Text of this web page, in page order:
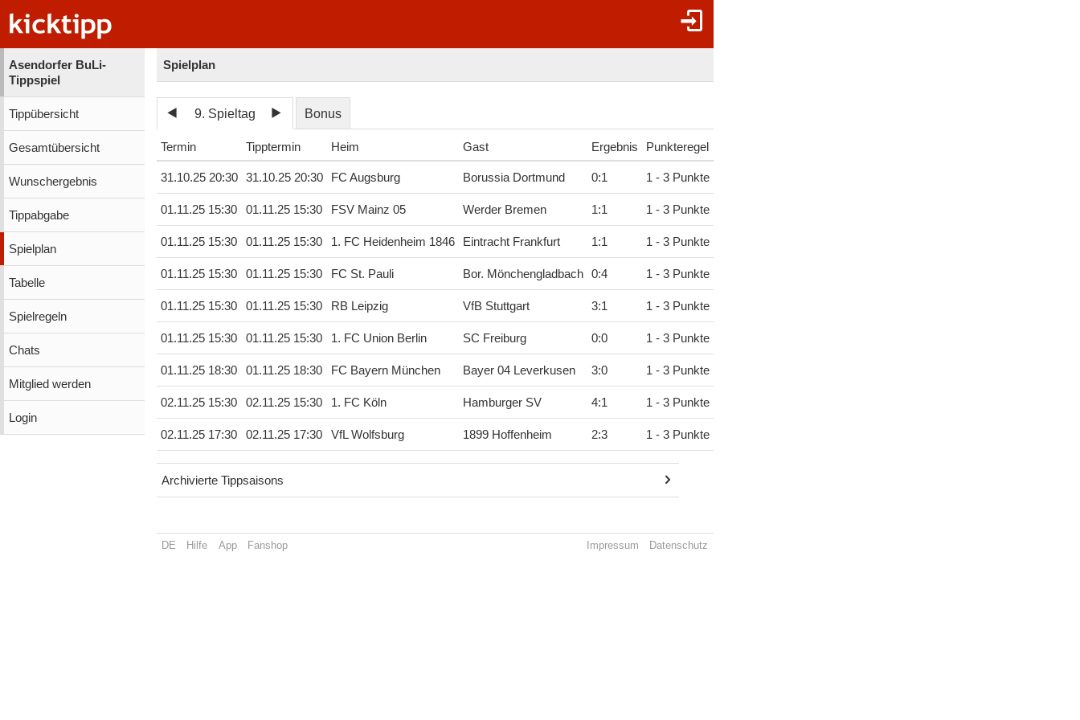
Asendorfer BuLi-
Tippspiel
Tippübersicht
Gesamtübersicht
Wunschergebnis
Tippabgabe
Spielplan
Tabelle
Spielregeln
Chats
Mitglied werden
Login
Spielplan
9. Spieltag Bonus
Termin Tipptermin Heim Gast Ergebnis Punkteregel
31.10.25 20:30 31.10.25 20:30 FC Augsburg Borussia Dortmund 0:1 1 - 3 Punkte
01.11.25 15:30 01.11.25 15:30 FSV Mainz 05 Werder Bremen 1:1 1 - 3 Punkte
01.11.25 15:30 01.11.25 15:30 1. FC Heidenheim 1846 Eintracht Frankfurt 1:1 1 - 3 Punkte
01.11.25 15:30 01.11.25 15:30 FC St. Pauli Bor. Mönchengladbach 0:4 1 - 3 Punkte
01.11.25 15:30 01.11.25 15:30 RB Leipzig VfB Stuttgart 3:1 1 - 3 Punkte
01.11.25 15:30 01.11.25 15:30 1. FC Union Berlin SC Freiburg 0:0 1 - 3 Punkte
01.11.25 18:30 01.11.25 18:30 FC Bayern München Bayer 04 Leverkusen 3:0 1 - 3 Punkte
02.11.25 15:30 02.11.25 15:30 1. FC Köln Hamburger SV 4:1 1 - 3 Punkte
02.11.25 17:30 02.11.25 17:30 VfL Wolfsburg 1899 Hoffenheim 2:3 1 - 3 Punkte
Archivierte Tippsaisons
DE Hilfe App Fanshop Impressum Datenschutz